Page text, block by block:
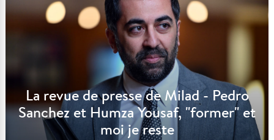
La revue de presse de Milad - Pedro
Sanchez et Humza Yousaf, "former" et
moi je reste